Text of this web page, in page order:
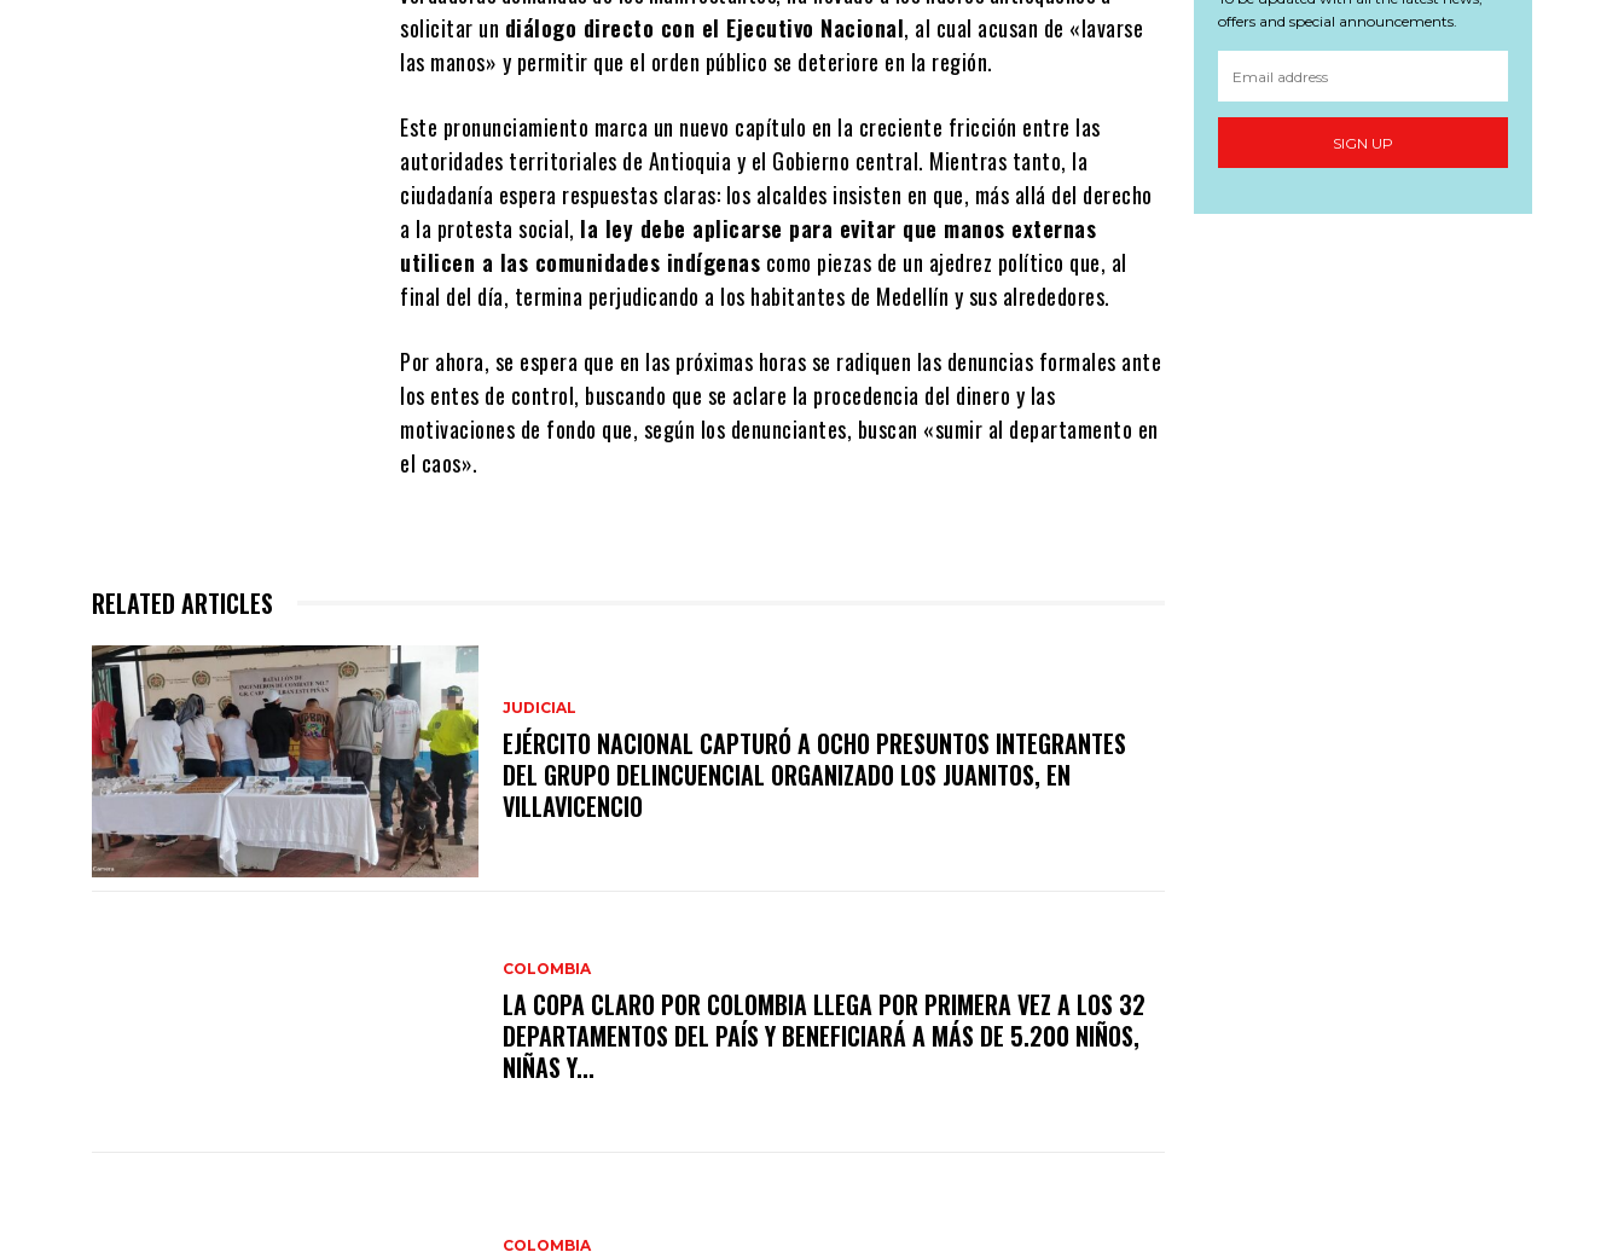
solicitar un diálogo directo con el Ejecutivo Nacional, al cual acusan de «lavarse
las manos» y permitir que el orden público se deteriore en la región.
Este pronunciamiento marca un nuevo capítulo en la creciente fricción entre las
autoridades territoriales de Antioquia y el Gobierno central. Mientras tanto, la
ciudadanía espera respuestas claras: los alcaldes insisten en que, más allá del derecho
a la protesta social, la ley debe aplicarse para evitar que manos externas
utilicen a las comunidades indígenas como piezas de un ajedrez político que, al
final del día, termina perjudicando a los habitantes de Medellín y sus alrededores.
Por ahora, se espera que en las próximas horas se radiquen las denuncias formales ante
los entes de control, buscando que se aclare la procedencia del dinero y las
motivaciones de fondo que, según los denunciantes, buscan «sumir al departamento en
el caos».
RELATED ARTICLES
JUDICIAL
EJÉRCITO NACIONAL CAPTURÓ A OCHO PRESUNTOS INTEGRANTES
DEL GRUPO DELINCUENCIAL ORGANIZADO LOS JUANITOS, EN
VILLAVICENCIO
COLOMBIA
LA COPA CLARO POR COLOMBIA LLEGA POR PRIMERA VEZ A LOS 32
DEPARTAMENTOS DEL PAÍS Y BENEFICIARÁ A MÁS DE 5.200 NIÑOS,
NIÑAS Y...
COLOMBIA
offers and special announcements.
SIGN UP